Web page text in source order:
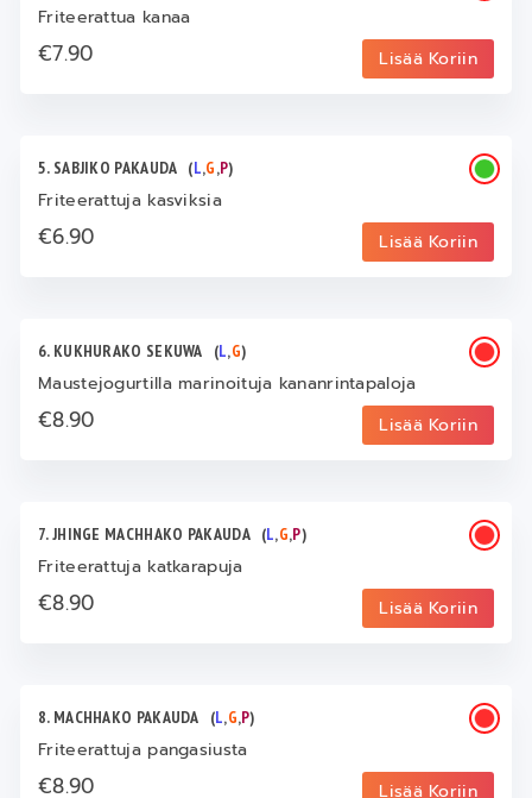
Friteerattua kanaa
€7.90 Lisää Koriin
5. SABJIKO PAKAUDA (L,G,P)
Friteerattuja kasviksia
€6.90 Lisää Koriin
6. KUKHURAKO SEKUWA (L,G)
Maustejogurtilla marinoituja kananrintapaloja
€8.90 Lisää Koriin
7. JHINGE MACHHAKO PAKAUDA (L,G,P)
Friteerattuja katkarapuja
€8.90 Lisää Koriin
8. MACHHAKO PAKAUDA (L,G,P)
Friteerattuja pangasiusta
€8.90 Lisää Koriin